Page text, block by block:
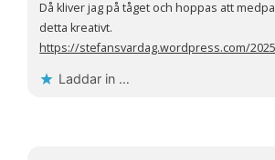
Då kliver jag på tåget och hoppas att
detta kreativt.
https://stefansvardag.wordpress.com/
Laddar in …